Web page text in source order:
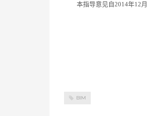
本指导意见自2014年12月1
BIM